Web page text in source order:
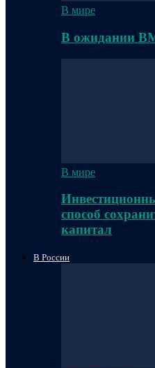
В мире
В ожидании
В мире
способ
капитал
В России